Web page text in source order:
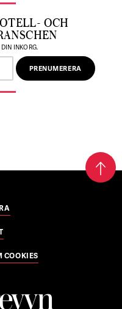
OCH
INKORG.
COOKIES